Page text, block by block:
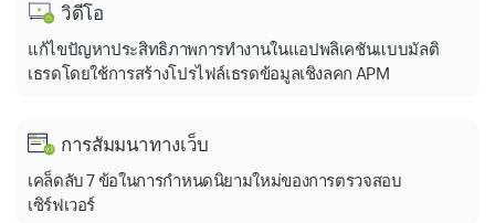
วิดีโอ
แก้ไขปัญหาประสิทธิภาพการทำงานในแอปพลิเคชันแบบมัลติ
เธรดโดยใช้การสร้างโปรไฟล์เธรดข้อมูลเชิงลคก APM
การสัมมนาทางเว็บ
เคล็ดลับ 7 ข้อในการกำหนดนิยามใหม่ของการตรวจสอบ
เซิร์ฟเวอร์